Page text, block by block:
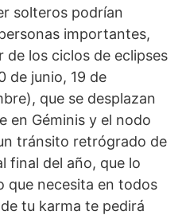
solteros podrían
importantes,
de los ciclos de eclipses
de junio, 19 de
que se desplazan
en Géminis y el nodo
tránsito retrógrado de
final del año, que lo
que necesita en todos
tu karma te pedirá